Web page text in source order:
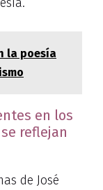
la poesía
en los
reflejan
de José